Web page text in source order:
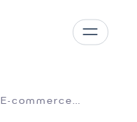
E-commerce…